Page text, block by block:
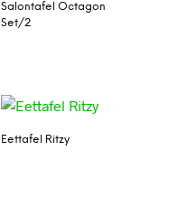
Salontafel Octagon
Set/2
Eettafel Ritzy